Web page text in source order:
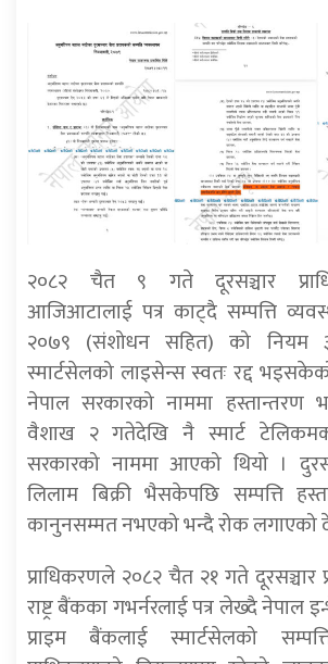
२०८२ चैत ९ गते दूरसञ्चार
आजिआटालाई पत्र काट्दै सम्पत्ति
२०७९ (संशोधन सहित) को
स्मार्टसेलको लाइसेन्स स्वतः रद्द
नेपाल सरकारको नाममा
वैशाख २ गतेदेखि नै स्मार्ट
सरकारको नाममा आएको थियो ।
लिलाम बिक्री भैसकेपछि सम्पत्ति
कानुनसम्मत नभएको भन्दै रोक लगाएको
प्राधिकरणले २०८२ चैत २१ गते दूरसञ्चार
राष्ट्र बैंकका गभर्नरलाई पत्र लेख्दै नेपाल
प्राइम बैंकलाई स्मार्टसेलको